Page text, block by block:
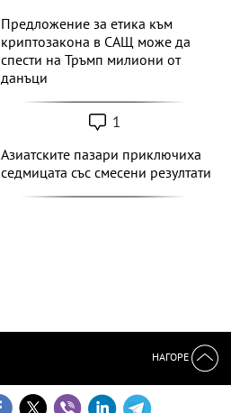
Предложение за етика към
криптозакона в САЩ може да
спести на Тръмп милиони от
данъци
1
Азиатските пазари приключиха
седмицата със смесени резултати
НАГОРЕ